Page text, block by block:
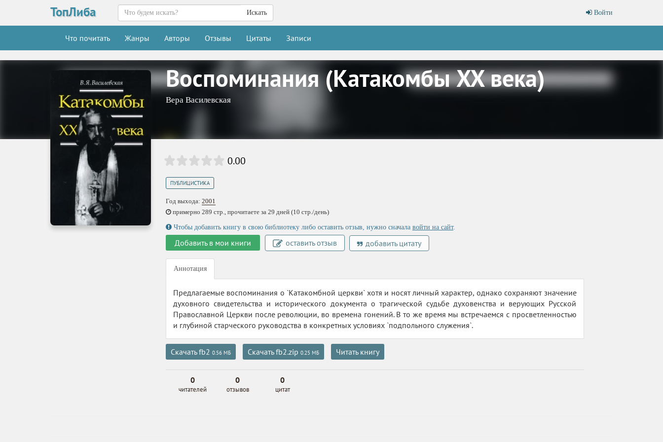
ТопЛиба Войти
Искать
Что почитать Жанры Авторы Отзывы Цитаты Записи
Воспоминания (Катакомбы XX века)
Вера Василевская
0.00
ПУБЛИЦИСТИКА
Год выхода: 2001
примерно 289 стр., прочитаете за 29 дней (10 стр./день)
Чтобы добавить книгу в свою библиотеку либо оставить отзыв, нужно сначала войти на сайт.
Добавить в мои книги оставить отзыв добавить цитату
Аннотация
Предлагаемые воспоминания о `Катакомбной церкви` хотя и носят личный характер, однако сохраняют значение
духовного свидетельства и исторического документа о трагической судьбе духовенства и верующих Русской
Православной Церкви после революции, во времена гонений. В то же время мы встречаемся с просветленностью
и глубиной старческого руководства в конкретных условиях `подпольного служения`.
Скачать fb2 0.56 МБ Скачать fb2.zip 0.25 МБ Читать книгу
0
читателей
0
отзывов
0
цитат